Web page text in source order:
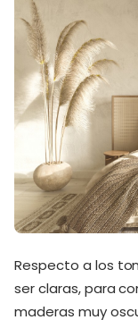
Respecto a los
ser claras, para
maderas muy